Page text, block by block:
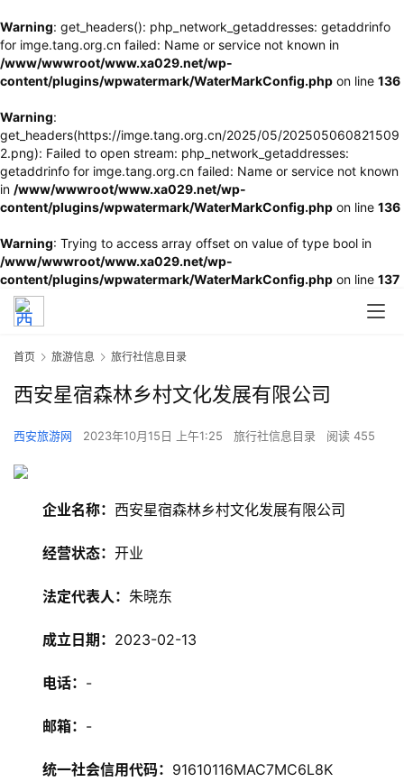
Warning: get_headers(): php_network_getaddresses: getaddrinfo
for imge.tang.org.cn failed: Name or service not known in
/www/wwwroot/www.xa029.net/wp-
content/plugins/wpwatermark/WaterMarkConfig.php on line 136
Warning:
get_headers(https://imge.tang.org.cn/2025/05/202505060821509
2.png): Failed to open stream: php_network_getaddresses:
getaddrinfo for imge.tang.org.cn failed: Name or service not known
in /www/wwwroot/www.xa029.net/wp-
content/plugins/wpwatermark/WaterMarkConfig.php on line 136
Warning: Trying to access array offset on value of type bool in
/www/wwwroot/www.xa029.net/wp-
content/plugins/wpwatermark/WaterMarkConfig.php on line 137
首页 旅游信息 旅行社信息目录
西安星宿森林乡村文化发展有限公司
西安旅游网 2023年10月15日 上午1:25 旅行社信息目录 阅读 455
企业名称： 西安星宿森林乡村文化发展有限公司
经营状态： 开业
法定代表人： 朱晓东
成立日期： 2023-02-13
电话： -
邮箱： -
统一社会信用代码： 91610116MAC7MC6L8K